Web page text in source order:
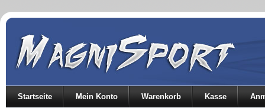
Startseite Mein Konto Warenkorb Kasse